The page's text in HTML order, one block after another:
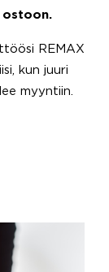
ostoon.
REMAX
kun juuri
myyntiin.